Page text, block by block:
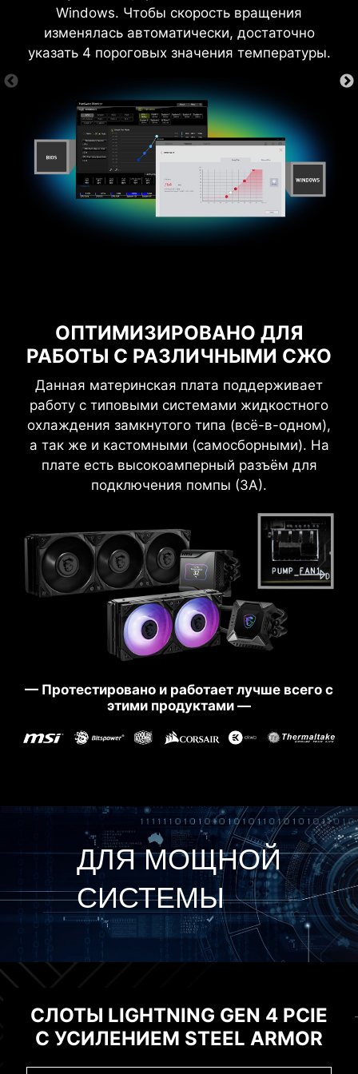
Windows. Чтобы скорость вращения
изменялась автоматически, достаточно
указать 4 пороговых значения температуры.
ОПТИМИЗИРОВАНО ДЛЯ
РАБОТЫ С РАЗЛИЧНЫМИ СЖО
Данная материнская плата поддерживает
работу с типовыми системами жидкостного
охлаждения замкнутого типа (всё-в-одном),
а так же и кастомными (самосборными). На
плате есть высокоамперный разъём для
подключения помпы (3А).
— Протестировано и работает лучше всего с
этими продуктами —
игровыми нагрузками и при
экстремальном разгоне.
разгона.
ОПТИМИЗИРОВАННАЯ
ПЕЧАТНАЯ ПЛАТА
Оптимизированная конструкция печатной
платы поддерживает стабильную передачу
сигналов высокоскоростных интерфейсов.
6-слойная печатная плата
Увеличенное содержание меди
ОПТИМИЗАЦИИ
Продукты MSI отличаются превосходной
совместимостью с операционной системой
Windows 11, избавляя пользователей от
множества проблем. Наши специалисты
позаботились о том, чтобы при установке
новейшей версии Microsoft Windows каждое
устройство MSI работало именно так, как
* При установке материнской платы снимите с
ДЛЯ МОЩНОЙ
СИСТЕМЫ
BIOS И ПРИЛОЖЕНИЯ
СЛОТЫ LIGHTNING GEN 4 PCIE
С УСИЛЕНИЕМ STEEL ARMOR
НОВЕЙШАЯ ПАМЯТЬ DDR5 С
SMT СЛОТОМ
Огромный прирост производительности
MSI CENTER
MSI Center – это централизованное
приложение, объединяющее в себе